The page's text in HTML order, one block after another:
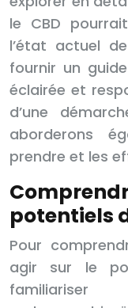
le CBD
l’état actuel
fournir un
éclairée et
d’une
aborderons
prendre et les
potentiels
Pour
agir sur le